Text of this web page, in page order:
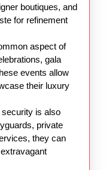
boutiques, and
for refinement
aspect of
gala
events allow
their luxury
is also
private
they can